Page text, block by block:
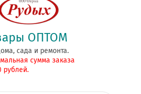
ОПТОМ
сада и ремонта.
сумма заказа
рублей.